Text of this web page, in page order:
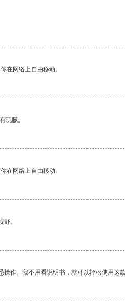
在网络上自由移动。
玩腻。
在网络上自由移动。
。
作。我不用看说明书，就可以轻松使用这款